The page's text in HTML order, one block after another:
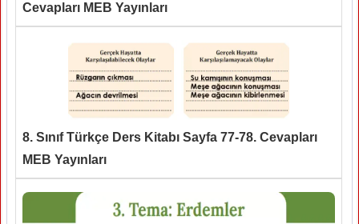
Cevapları MEB Yayınları
8. Sınıf Türkçe Ders Kitabı Sayfa 77-78. Cevapları
MEB Yayınları